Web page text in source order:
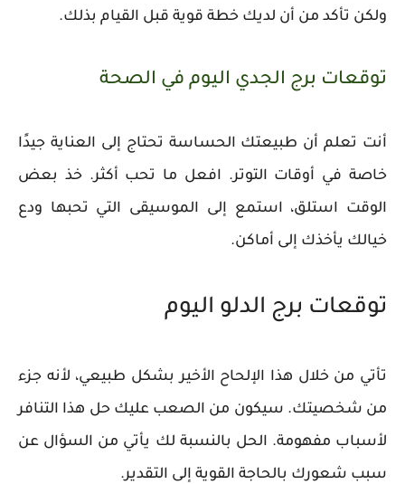
ولكن تأكد من أن لديك خطة قوية قبل القيام بذلك.
توقعات برج الجدي اليوم في الصحة
أنت تعلم أن طبيعتك الحساسة تحتاج إلى العناية جيدًا
خاصة في أوقات التوتر. افعل ما تحب أكثر. خذ بعض
الوقت استلق، استمع إلى الموسيقى التي تحبها ودع
خيالك يأخذك إلى أماكن.
توقعات برج الدلو اليوم
تأتي من خلال هذا الإلحاح الأخير بشكل طبيعي، لأنه جزء
من شخصيتك. سيكون من الصعب عليك حل هذا التنافر
لأسباب مفهومة. الحل بالنسبة لك يأتي من السؤال عن
سبب شعورك بالحاجة القوية إلى التقدير.